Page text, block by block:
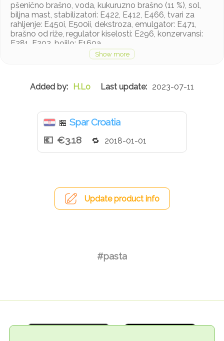
pšenično brašno, voda, kukuruzno brašno (11 %), sol,
biljna mast, stabilizatori: E422, E412, E466, tvari za
rahljenje: E450i, E500ii, dekstroza, emulgator: E471,
brašno od riže, regulator kiselosti: E296, konzervansi:
E281, E202, bojilo: E160a
Proizvod sadrži gluten
H.Lo 2023-07-11
🏪 Spar Croatia
€3.18
2018-01-01
Update product info
#pasta